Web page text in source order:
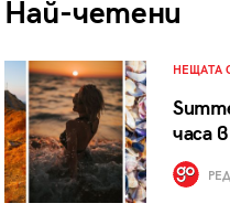
Най-четени
НЕЩАТА
часа